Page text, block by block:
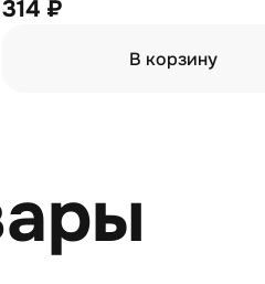
чувствительной кожи
314 ₽
В корзину